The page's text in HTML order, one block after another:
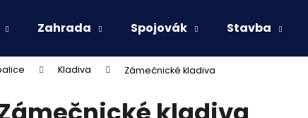
Zahrada Spojovák Stavba
Kladiva Zámečnické kladiva
Co potřebujete najít?